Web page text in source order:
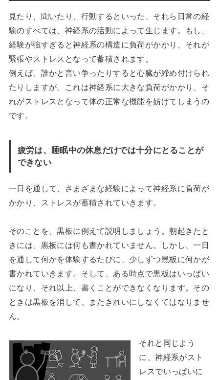
見たり、聞いたり、行動するといった、それら日常の経
験のすべては、神経系の活動によって生じます。もし、
経験が強すぎると神経系の構造に負荷がかかり、それが
緊張やストレスとなって蓄積されます。
例えば、誰かと言い争ったりすると心臓が締め付けられ
たりしますが、これは神経系に大きな負荷がかかり、そ
れがストレスとなって体の正常な機能を妨げてしまうの
です。
疲労は、睡眠中の休息だけでは十分にとることが
できない
一日を通して、さまざまな経験によって神経系に負荷が
かかり、ストレスが蓄積されていきます。
そのことを、黒板に例えて説明しましょう。朝起きたと
きには、黒板には何も書かれていません。しかし、一日
を通して何かを体験するたびに、少しずつ黒板に何かが
書かれていきます。そして、ある時点で黒板はいっぱい
になり、それ以上、書くことができなくなります。その
ときは黒板を消して、またきれいにしなくてはなりませ
ん。
それと同じよう
に、神経系がスト
レスでいっぱいに